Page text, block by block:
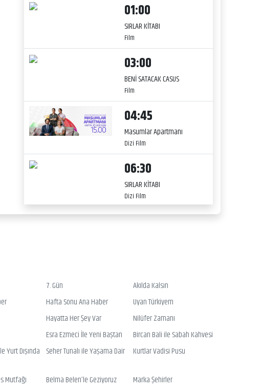
01:00
SIRLAR KİTABI
Film
03:00
BENİ SATACAK CASUS
Film
04:45
Masumlar Apartmanı
Dizi Film
06:30
SIRLAR KİTABI
Dizi Film
7. Gün
Akılda Kalsın
Hafta Sonu Ana Haber
Uyan Türkiyem
Hayatta Her Şey Var
Nilüfer Zamanı
Esra Ezmeci İle Yeni Baştan
Bircan Bali ile Sabah Kahvesi
Yurt Dışında Seher Tunalı ile Yaşama Dair Kurtlar Vadisi Pusu
Mutfağı Belma Belen’le Geziyoruz
Marka Şehirler